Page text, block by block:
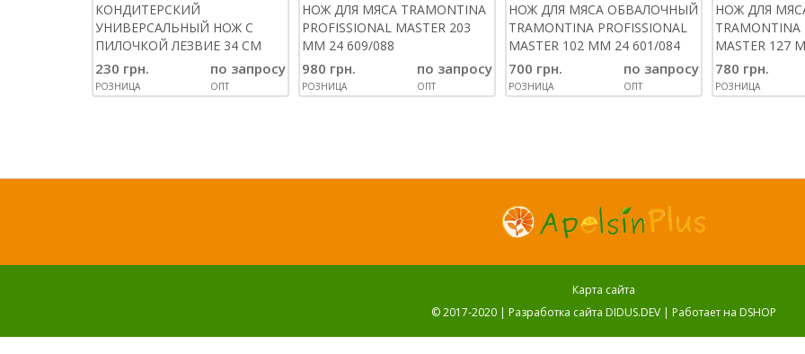
КОНДИТЕРСКИЙ
УНИВЕРСАЛЬНЫЙ НОЖ С
ПИЛОЧКОЙ ЛЕЗВИЕ 34 СМ
230 грн.
РОЗНИЦА
по запросу
ОПТ
НОЖ ДЛЯ МЯСА TRAMONTINA
PROFISSIONAL MASTER 203
ММ 24 609/088
980 грн.
РОЗНИЦА
по запросу
ОПТ
НОЖ ДЛЯ МЯСА ОБВАЛОЧНЫЙ
TRAMONTINA PROFISSIONAL
MASTER 102 ММ 24 601/084
700 грн.
РОЗНИЦА
по запросу
ОПТ
НОЖ ДЛЯ
TRAMONTINA
MASTER 127
780 грн.
РОЗНИЦА
Карта сайта
© 2017-2020 | Разработка сайта DIDUS.DEV | Работает на DSHOP